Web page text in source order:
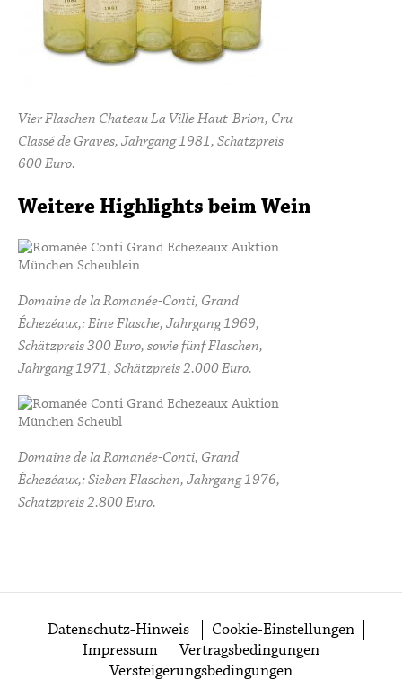
Vier Flaschen Chateau La Ville Haut-Brion, Cru
Classé de Graves, Jahrgang 1981, Schätzpreis
600 Euro.
Weitere Highlights beim Wein
Domaine de la Romanée-Conti, Grand
Échezéaux,: Eine Flasche, Jahrgang 1969,
Schätzpreis 300 Euro, sowie fünf Flaschen,
Jahrgang 1971, Schätzpreis 2.000 Euro.
Domaine de la Romanée-Conti, Grand
Échezéaux,: Sieben Flaschen, Jahrgang 1976,
Schätzpreis 2.800 Euro.
Datenschutz-Hinweis
Cookie-Einstellungen
Impressum
Vertragsbedingungen
Versteigerungsbedingungen